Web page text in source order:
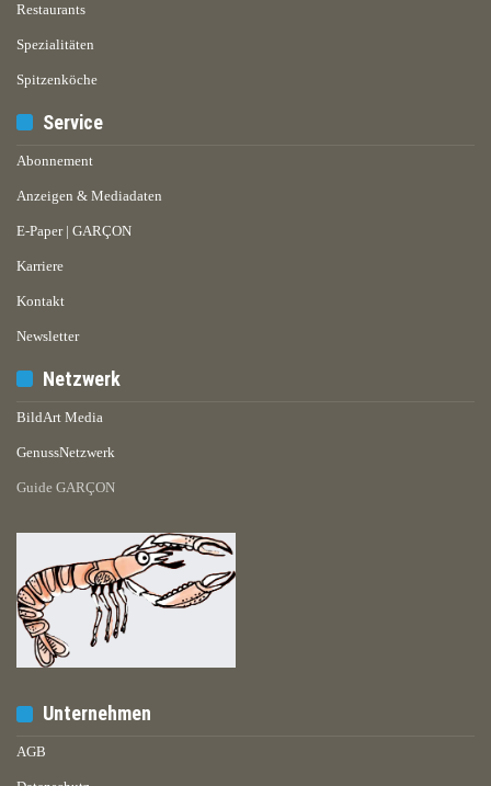
Restaurants
Spezialitäten
Spitzenköche
Service
Abonnement
Anzeigen & Mediadaten
E-Paper | GARÇON
Karriere
Kontakt
Newsletter
Netzwerk
BildArt Media
GenussNetzwerk
Guide GARÇON
Unternehmen
AGB